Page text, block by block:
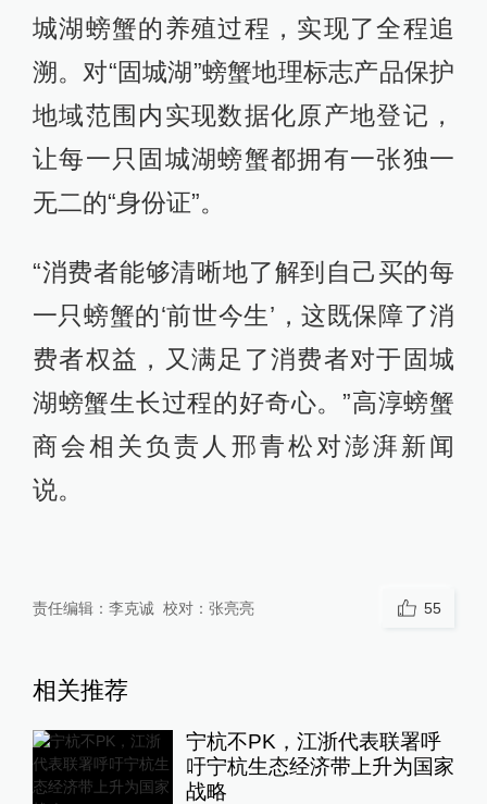
城湖螃蟹的养殖过程，实现了全程追
溯。对“固城湖”螃蟹地理标志产品保护
地域范围内实现数据化原产地登记，
让每一只固城湖螃蟹都拥有一张独一
无二的“身份证”。
“消费者能够清晰地了解到自己买的每
一只螃蟹的‘前世今生’，这既保障了消
费者权益，又满足了消费者对于固城
湖螃蟹生长过程的好奇心。”高淳螃蟹
商会相关负责人邢青松对澎湃新闻
说。
责任编辑： 李克诚 校对： 张亮亮 55
相关推荐
宁杭不PK，江浙代表联署呼
吁宁杭生态经济带上升为国家
战略